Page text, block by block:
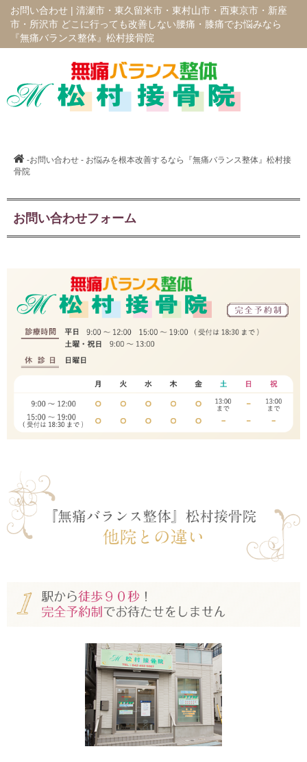
お問い合わせ | 清瀬市・東久留米市・東村山市・西東京市・新座
市・所沢市 どこに行っても改善しない腰痛・膝痛でお悩みなら
『無痛バランス整体』松村接骨院
-お問い合わせ - お悩みを根本改善するなら『無痛バランス整体』松村接
骨院
お問い合わせフォーム